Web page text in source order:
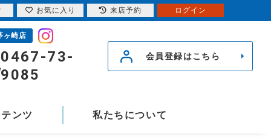
ヶ崎店
0467-73-
9085
会員登録はこちら
ンツ 私たちについて
お気に入り 来店予約 ログイン